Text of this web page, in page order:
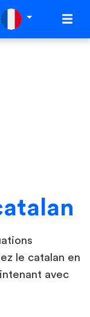
le catalan en
avec